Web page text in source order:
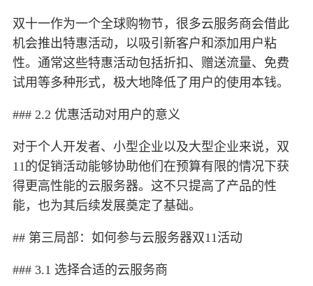
双十一作为一个全球购物节，很多云服务商会借此
机会推出特惠活动，以吸引新客户和添加用户粘
性。通常这些特惠活动包括折扣、赠送流量、免费
试用等多种形式，极大地降低了用户的使用本钱。
### 2.2 优惠活动对用户的意义
对于个人开发者、小型企业以及大型企业来说，双
11的促销活动能够协助他们在预算有限的情况下获
得更高性能的云服务器。这不只提高了产品的性
能，也为其后续发展奠定了基础。
## 第三局部：如何参与云服务器双11活动
### 3.1 选择合适的云服务商